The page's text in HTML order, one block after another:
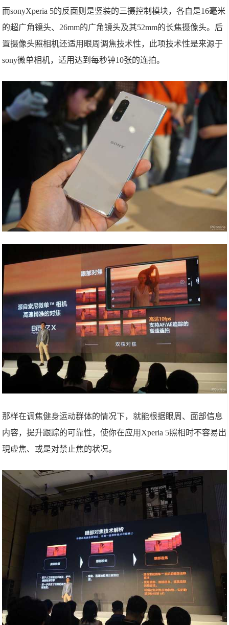
而sonyXperia 5的反面则是竖装的三摄控制模块，各自是16毫米
的超广角镜头、26mm的广角镜头及其52mm的长焦摄像头。后
置摄像头照相机还适用眼周调焦技术性，此项技术性是来源于
sony微单相机，适用达到每秒钟10张的连拍。
那样在调焦健身运动群体的情况下，就能根据眼周、面部信息
内容，提升跟踪的可靠性，使你在应用Xperia 5照相时不容易出
現虚焦、或是对禁止焦的状况。